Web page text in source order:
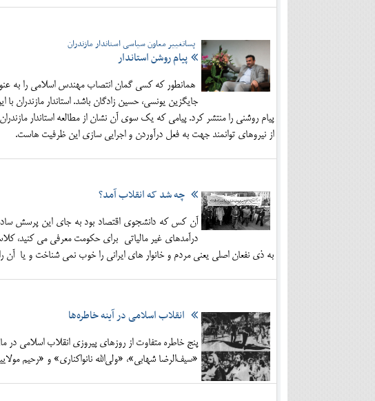
پساتغییر معاون سیاسی استاندار مازندران
پیام روشن استاندار
همانطور که کسی گمان انتصاب مهندس اسلامی را به
جایگزین یونسی، حسین زادگان باشد. استاندار مازندران
پیام روشنی را منتشر کرد. پیامی که یک سوی آن نشان از مطالعه استاندار
از نیروهای توانمند جهت به فعل درآوردن و اجرایی سازی این ظرفیت هاست.
چه شد که انقلاب آمد؟
آن کس که دانشجوی اقتصاد بود به جای این پرسش ساده
درآمدهای غیر مالیاتی برای حکومت معرفی می کنید،
به ذی نفعان اصلی یعنی مردم و خانوار های ایرانی را خوب نمی شناخت و یا
انقلاب اسلامی در آینه خاطره‌ها
پنج خاطره متفاوت از روزهای پیروزی انقلاب اسلامی در
«سیف‌الرضا شهابی»، «ولی‌الله نانواکناری» و «رحیم